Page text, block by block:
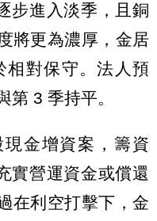
步進入淡季，且銅
將更為濃厚，金居
相對保守。法人預
第 3 季持平。
金增資案，籌資
實營運資金或償還
在利空打擊下，金